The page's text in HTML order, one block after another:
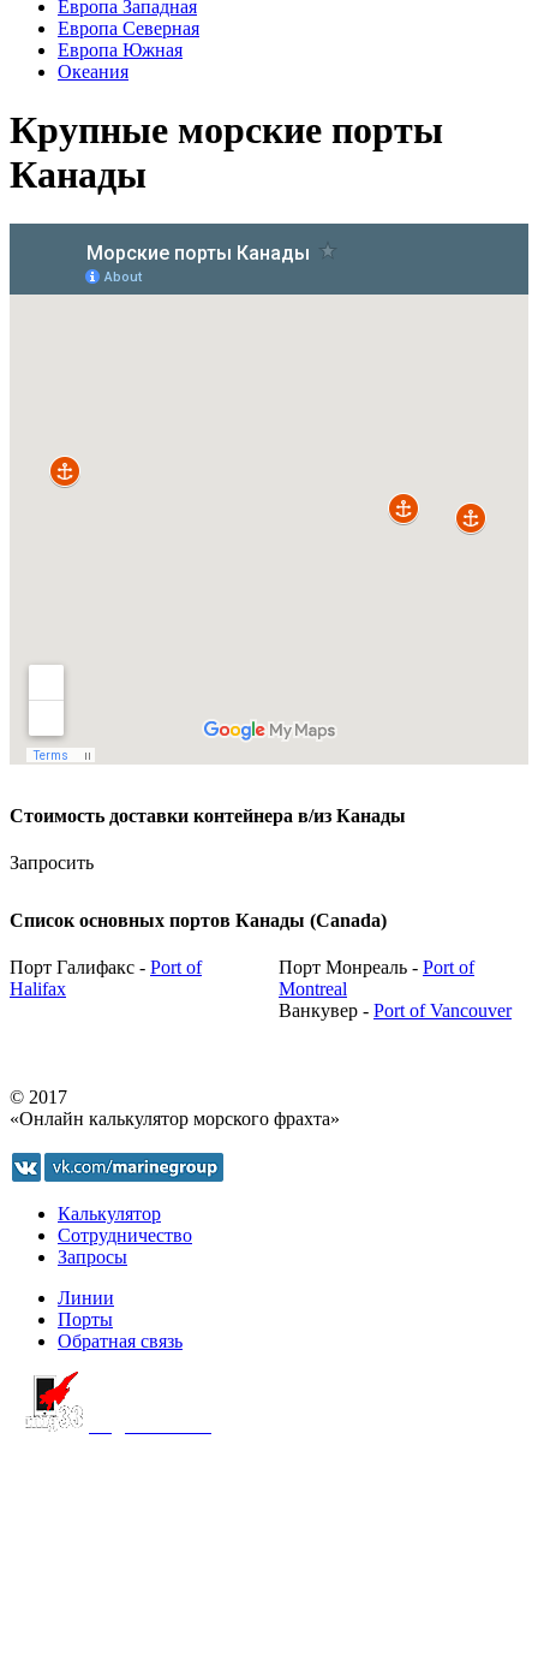
Европа Западная
Европа Северная
Европа Южная
Океания
Крупные морские порты
Канады
Стоимость доставки контейнера в/из Канады
Запросить
Список основных портов Канады (Canada)
Порт Галифакс - Port of
Halifax
Порт Монреаль - Port of
Montreal
Ванкувер - Port of Vancouver
© 2017
«Онлайн калькулятор морского фрахта»
Калькулятор
Сотрудничество
Запросы
Линии
Порты
Обратная связь